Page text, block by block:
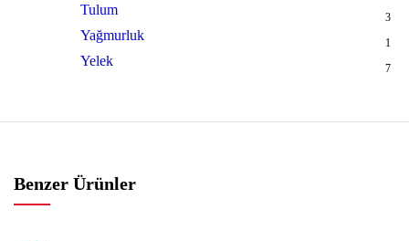
Tulum 3
Yağmurluk 1
Yelek 7
Benzer Ürünler